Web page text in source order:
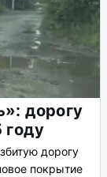
дорогу
году
дорогу
покрытие